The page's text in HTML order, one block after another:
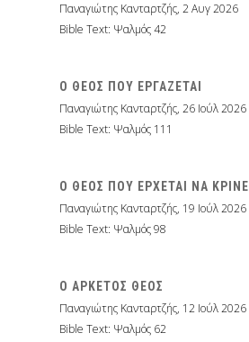
Παναγιώτης Κανταρτζής,2 Αυγ 2026
Bible Text: Ψαλμός 42
Ο ΘΕΟΣ ΠΟΥ ΕΡΓΑΖΕΤΑΙ
Παναγιώτης Κανταρτζής,26 Ιούλ 2026
Bible Text: Ψαλμός 111
Ο ΘΕΟΣ ΠΟΥ ΕΡΧΕΤΑΙ ΝΑ ΚΡΙΝΕΙ
Παναγιώτης Κανταρτζής, 19 Ιούλ 2026
Bible Text: Ψαλμός 98
Ο ΑΡΚΕΤΟΣ ΘΕΟΣ
Παναγιώτης Κανταρτζής, 12 Ιούλ 2026
Bible Text: Ψαλμός 62